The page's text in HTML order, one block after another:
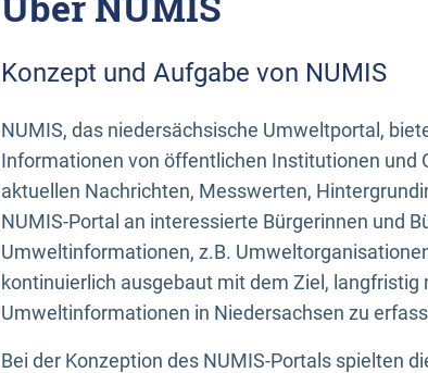
Konzept und Aufgabe von NUMIS
NUMIS, das niedersächsische Umweltportal,
Informationen von öffentlichen Institutionen und
aktuellen Nachrichten, Messwerten,
NUMIS-Portal an interessierte Bürgerinnen und
Umweltinformationen, z.B.
kontinuierlich ausgebaut mit dem Ziel,
Umweltinformationen in Niedersachsen zu
Bei der Konzeption des NUMIS-Portals spielten